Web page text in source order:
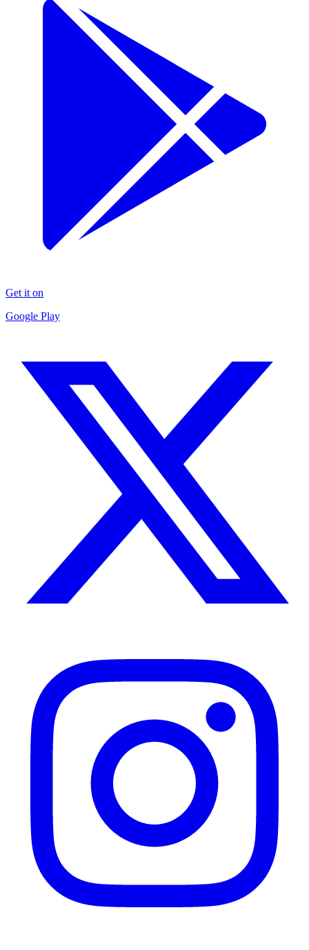
Get it on
Google Play